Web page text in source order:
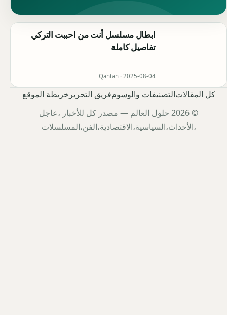
ابطال مسلسل أنت من احببت التركي
تفاصيل كاملة
Qahtan · 2025-08-04
كل المقالاتالتصنيفات والوسومفريق التحرير خريطة الموقع
© 2026 حلول العالم — مصدر كل للأخبار ،عاجل
،الأحداث،السياسية،الاقتصادية،الفن،المسلسلات